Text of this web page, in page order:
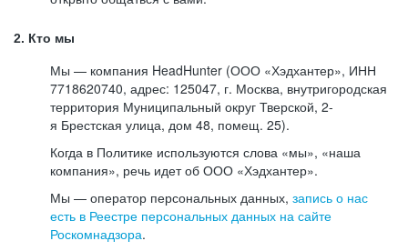
2. Кто мы
Мы — компания HeadHunter (ООО «Хэдхантер», ИНН
7718620740, адрес: 125047, г. Москва, внутригородская
территория Муниципальный округ Тверской, 2-
я Брестская улица, дом 48, помещ. 25).
Когда в Политике используются слова «мы», «наша
компания», речь идет об ООО «Хэдхантер».
Мы — оператор персональных данных, запись о нас
есть в Реестре персональных данных на сайте
Роскомнадзора.